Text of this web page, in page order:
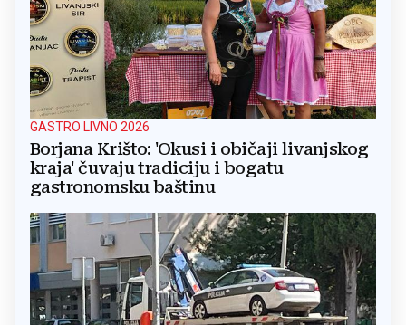
GASTRO LIVNO 2026
Borjana Krišto: 'Okusi i običaji livanjskog
kraja' čuvaju tradiciju i bogatu
gastronomsku baštinu